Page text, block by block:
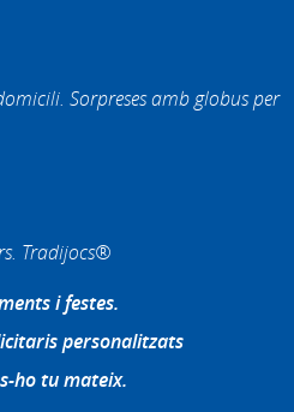
Sorpreses amb globus per
Tradijocs®
i festes.
personalitzats
ho tu mateix.